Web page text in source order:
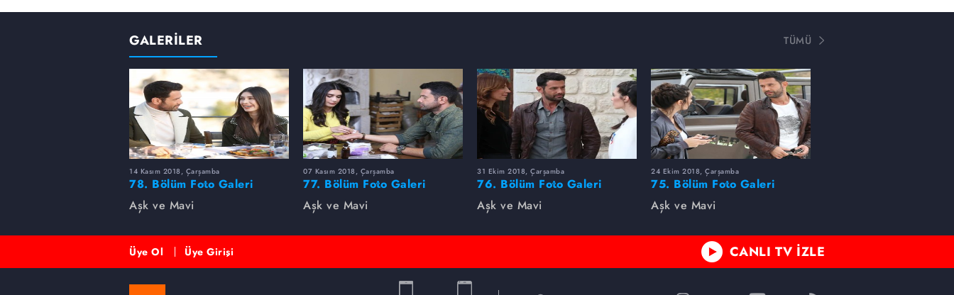
GALERİLER TÜMÜ
14 Kasım 2018, Çarşamba
78. Bölüm Foto Galeri
Aşk ve Mavi
07 Kasım 2018, Çarşamba
77. Bölüm Foto Galeri
Aşk ve Mavi
31 Ekim 2018, Çarşamba
76. Bölüm Foto Galeri
Aşk ve Mavi
24 Ekim 2018, Çarşamba
75. Bölüm Foto Galeri
Aşk ve Mavi
Üye Ol Üye Girişi CANLI TV İZLE